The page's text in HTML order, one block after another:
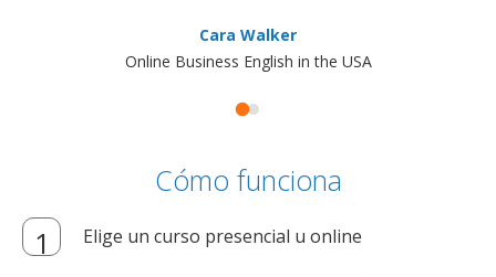
Cara Walker
Online Business English in the USA
Cómo funciona
Elige un curso presencial u online